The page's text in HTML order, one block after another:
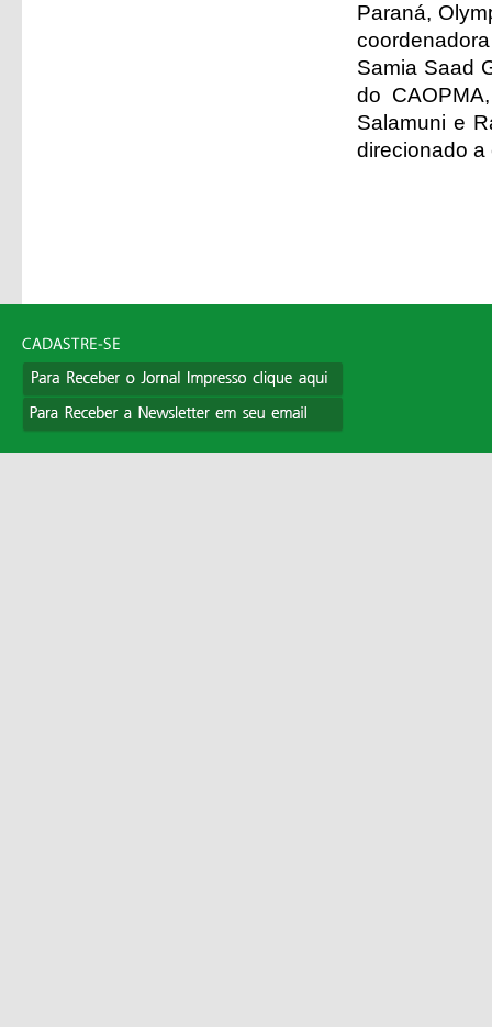
Paraná,
Samia Saad
do
Salamuni e
direcionado a